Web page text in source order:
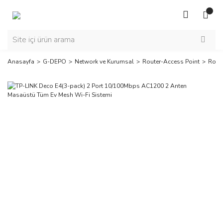
Anasayfa G-DEPO Network ve Kurumsal Router-Access Point